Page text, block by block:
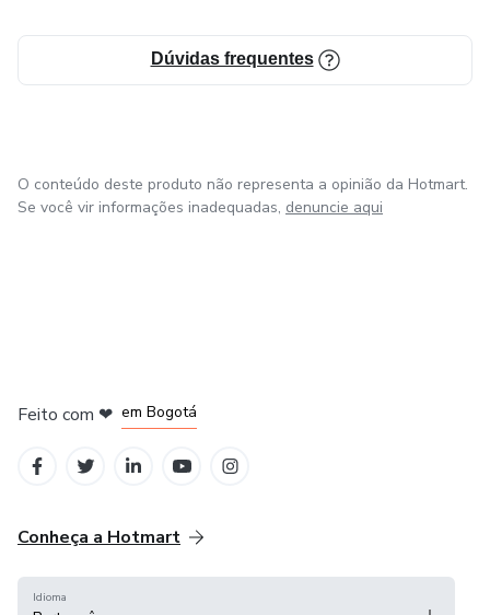
Dúvidas frequentes
O conteúdo deste produto não representa a opinião da Hotmart.
Se você vir informações inadequadas, denuncie aqui
Feito com ❤ em Bogotá
Conheça a Hotmart
Idioma